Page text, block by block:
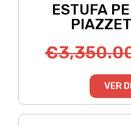
ESTUFA
€
VER